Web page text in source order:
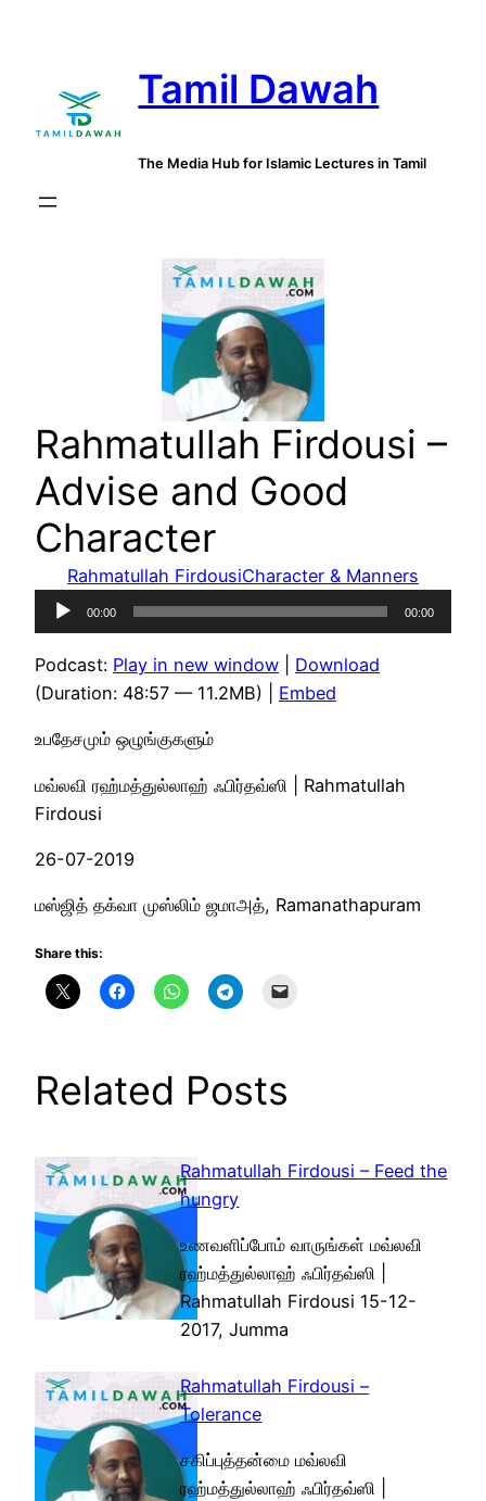
Tamil Dawah
The Media Hub for Islamic Lectures in Tamil
Rahmatullah Firdousi –
Advise and Good
Character
Rahmatullah FirdousiCharacter & Manners
Audio
Player
00:00 00:00
Podcast: Play in new window
Download
(Duration: 48:57 — 11.2MB) | Embed
உபதேசமும் ஒழுங்குகளும்
மவ்லவி ரஹ்மத்துல்லாஹ் ஃபிர்தவ்ஸி | Rahmatullah
Firdousi
26-07-2019
மஸ்ஜித் தக்வா முஸ்லிம் ஜமாஅத், Ramanathapuram
Share this:
Related Posts
Rahmatullah Firdousi – Feed the
hungry
உணவளிப்போம் வாருங்கள் மவ்லவி
ரஹ்மத்துல்லாஹ் ஃபிர்தவ்ஸி |
Rahmatullah Firdousi 15-12-
2017, Jumma
Rahmatullah Firdousi –
Tolerance
சகிப்புத்தன்மை மவ்லவி
ரஹ்மத்துல்லாஹ் ஃபிர்தவ்ஸி |